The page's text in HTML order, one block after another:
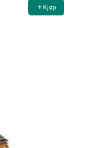
Kjøp